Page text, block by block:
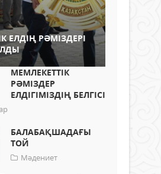
ЕЛДІҢ РӘМІЗДЕРІ
МЕМЛЕКЕТТІК
РӘМІЗДЕР
ЕЛДІГІМІЗДІҢ БЕЛГІСІ
БАЛАБАҚШАДАҒЫ
ТОЙ
Мәдениет